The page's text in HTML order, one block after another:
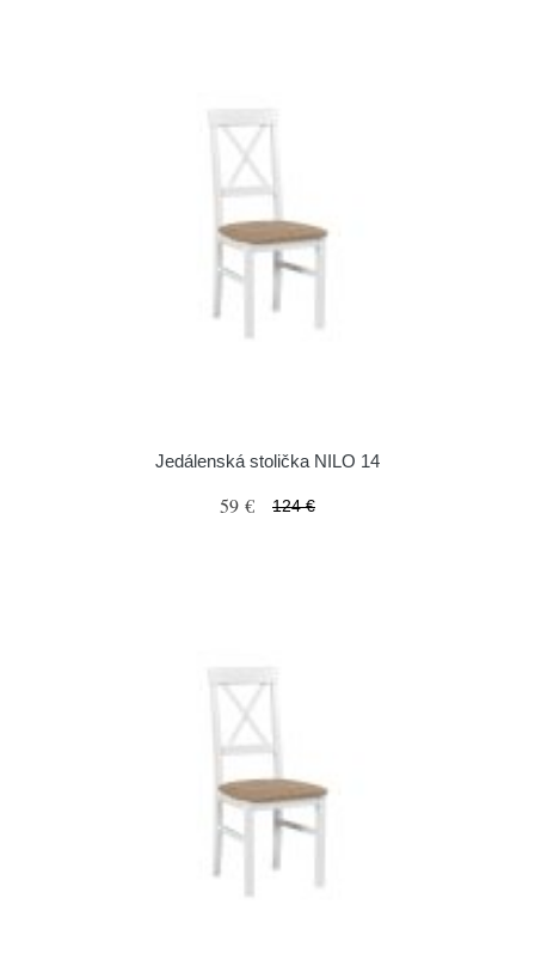
Jedálenská stolička NILO 14
59 € 124 €